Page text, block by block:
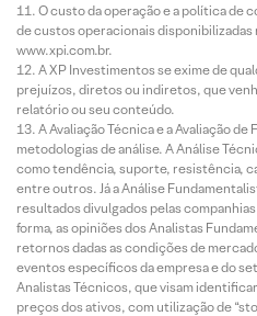
O custo da operação e a política de
de custos operacionais
www.xpi.com.br.
A XP Investimentos se exime de
prejuízos, diretos ou indiretos, que
relatório ou seu conteúdo.
A Avaliação Técnica e a Avaliação
metodologias de análise. A Análise
como tendência, suporte, resistência,
entre outros. Já a Análise
resultados divulgados pelas
forma, as opiniões dos Analistas
retornos dadas as condições de
eventos específicos da empresa e do
Analistas Técnicos, que visam
preços dos ativos, com utilização de